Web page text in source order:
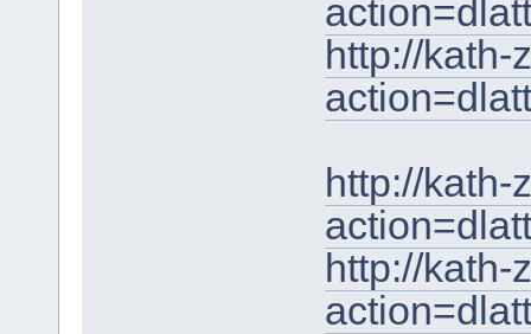
http://kath-
http://kath-
http://kath-